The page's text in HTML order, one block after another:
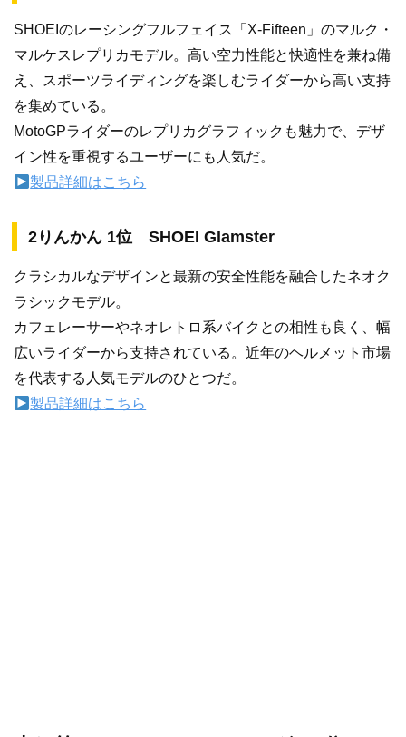
SHOEIのレーシングフルフェイス「X-Fifteen」のマルク・
マルケスレプリカモデル。高い空力性能と快適性を兼ね備
え、スポーツライディングを楽しむライダーから高い支持
を集めている。
MotoGPライダーのレプリカグラフィックも魅力で、デザ
イン性を重視するユーザーにも人気だ。
製品詳細はこちら
2りんかん 1位 SHOEI Glamster
クラシカルなデザインと最新の安全性能を融合したネオク
ラシックモデル。
カフェレーサーやネオレトロ系バイクとの相性も良く、幅
広いライダーから支持されている。近年のヘルメット市場
を代表する人気モデルのひとつだ。
製品詳細はこちら